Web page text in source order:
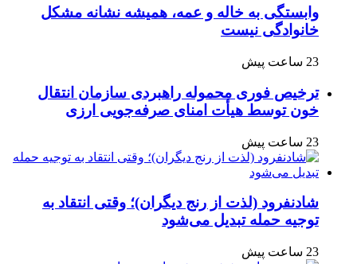
وابستگی به خاله و عمه، همیشه نشانه مشکل
خانوادگی نیست
23 ساعت پیش
ترخیص فوری محموله راهبردی سازمان انتقال
خون توسط هیأت امنای صرفه‌جویی ارزی
23 ساعت پیش
شادنفرود (لذت از رنج دیگران)؛ وقتی انتقاد به
توجیه حمله تبدیل می‌شود
23 ساعت پیش